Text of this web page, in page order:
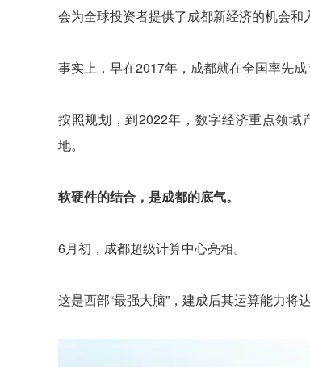
会为全球投资者提供了成都新经济的机会和
事实上，早在2017年，成都就在全国率先成
按照规划，到2022年，数字经济重点领
地。
软硬件的结合，是成都的底气。
6月初，成都超级计算中心亮相。
这是西部“最强大脑”，建成后其运算能力将